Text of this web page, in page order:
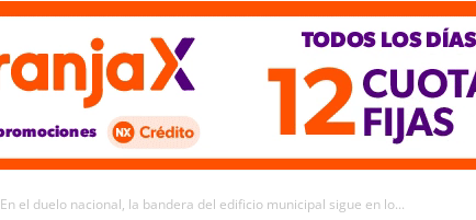
En el duelo nacional, la bandera del edificio municipal sigue en lo...